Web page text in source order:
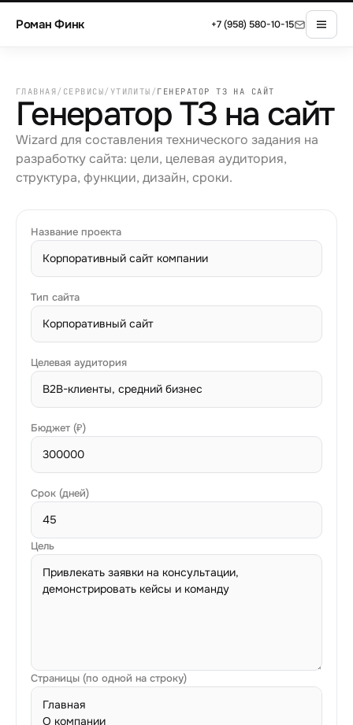
Роман Финк +7 (958) 580-10-15
ГЛАВНАЯ/ СЕРВИСЫ/ УТИЛИТЫ / ГЕНЕРАТОР ТЗ НА САЙТ
Генератор ТЗ на сайт
Wizard для составления технического задания на
разработку сайта: цели, целевая аудитория,
структура, функции, дизайн, сроки.
Название проекта
Тип сайта
Целевая аудитория
Бюджет (₽)
Срок (дней)
Цель
Страницы (по одной на строку)